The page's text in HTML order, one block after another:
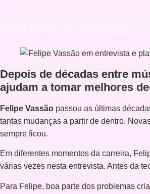
Felipe Vassão
Depois de décadas entre
ajudam a tomar melhores
Felipe Vassão passou as últimas
tantas mudanças a partir de dentro.
sempre ficou.
Em diferentes momentos da carreira,
várias vezes nesta entrevista. Antes da
Para Felipe, boa parte dos problemas